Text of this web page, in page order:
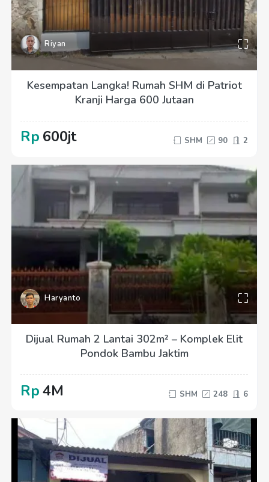
Riyan
Kesempatan Langka! Rumah SHM di Patriot
Kranji Harga 600 Jutaan
Rp 600jt SHM 90 2
Haryanto
Dijual Rumah 2 Lantai 302m² – Komplek Elit
Pondok Bambu Jaktim
Rp4M SHM 248 6